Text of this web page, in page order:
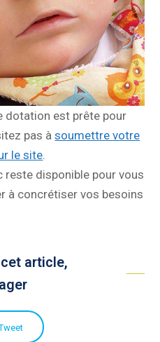
dotation est prête pour
pas àsoumettre votre
le site
reste disponible pour vous
à concrétiser vos besoins
article,